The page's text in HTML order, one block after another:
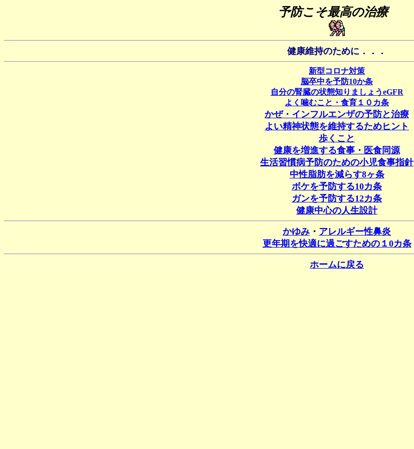
予防こそ最高の治療
健康維持のために．．．
新型コロナ対策
脳卒中を予防10か条
自分の腎臓の状態知りましょうeGFR
よく噛むこと・食育１０カ条
かぜ・インフルエンザの予防と治療
よい精神状態を維持するためヒント
歩くこと
健康を増進する食事・医食同源
生活習慣病予防のための小児食事指針
中性脂肪を減らす8ヶ条
ボケを予防する10カ条
ガンを予防する12カ条
健康中心の人生設計
かゆみ ・ アレルギー性鼻炎
更年期を快適に過ごすための１0カ条
ホームに戻る